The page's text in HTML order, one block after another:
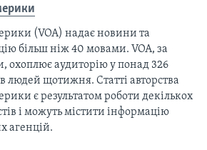
(VOA) надає новини та
більш ніж 40 мовами. VOA, за
охоплює аудиторію у понад 326
людей щотижня. Статті авторства
є результатом роботи декількох
і можуть містити інформацію
агенцій.